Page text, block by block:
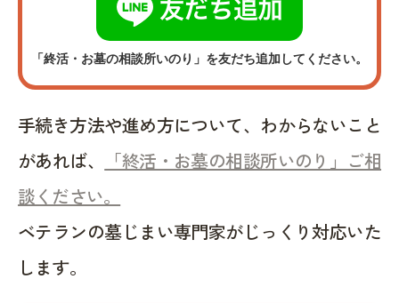
「終活・お墓の相談所いのり」を友だち追加してください。
手続き方法や進め方について、わからないこと
があれば、
「終活・お墓の相談所いのり」ご相
談ください。
ベテランの墓じまい専門家がじっくり対応いた
します。